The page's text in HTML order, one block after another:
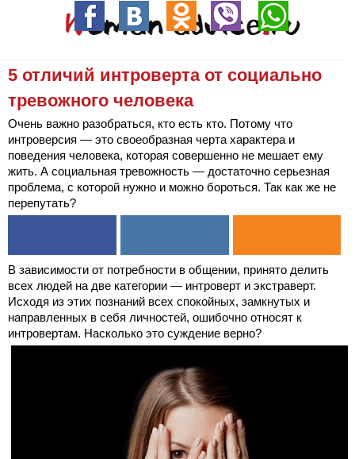
5 отличий интроверта от социально
тревожного человека
Очень важно разобраться, кто есть кто. Потому что
интроверсия — это своеобразная черта характера и
поведения человека, которая совершенно не мешает ему
жить. А социальная тревожность — достаточно серьезная
проблема, с которой нужно и можно бороться. Так как же не
перепутать?
В зависимости от потребности в общении, принято делить
всех людей на две категории — интроверт и экстраверт.
Исходя из этих познаний всех спокойных, замкнутых и
направленных в себя личностей, ошибочно относят к
интровертам. Насколько это суждение верно?